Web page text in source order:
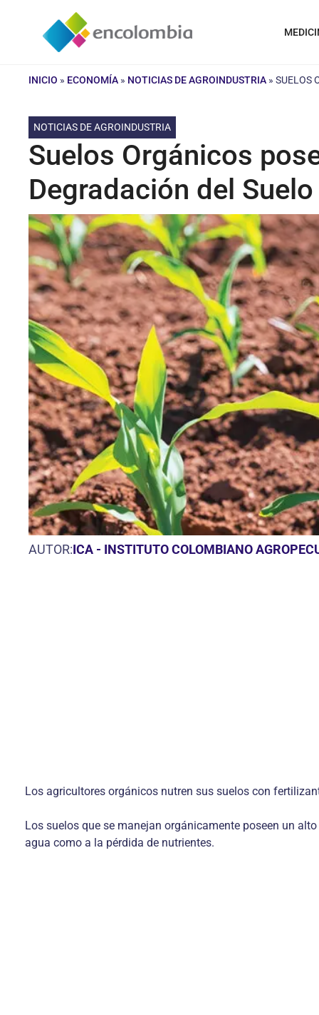
contenido
INICIO » ECONOMÍA » NOTICIAS DE AGROINDUSTRIA » SUELOS
NOTICIAS DE AGROINDUSTRIA
Suelos Orgánicos
Degradación del Suelo
AUTOR:ICA - INSTITUTO COLOMBIANO
Los agricultores orgánicos nutren sus suelos con
Los suelos que se manejan orgánicamente poseen un
agua como a la pérdida de nutrientes.